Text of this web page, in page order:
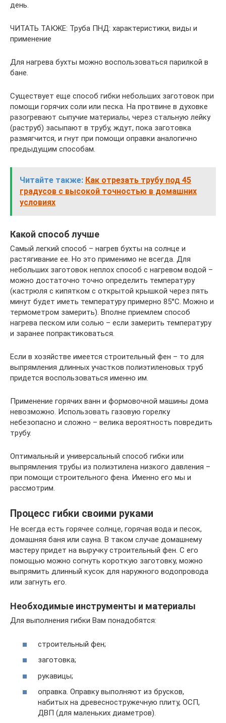
день.
ЧИТАТЬ ТАКЖЕ: Труба ПНД: характеристики, виды и
применение
Для нагрева бухты можно воспользоваться парилкой в
бане.
Существует еще способ гибки небольших заготовок при
помощи горячих соли или песка. На протвине в духовке
разогревают сыпучие материалы, через стальную лейку
(раструб) засыпают в трубу, ждут, пока заготовка
размягчится, и гнут при помощи оправки аналогично
предыдущим способам.
Читайте также: Как отрезать трубу под 45
градусов с высокой точностью в домашних
условиях
Какой способ лучше
Самый легкий способ – нагрев бухты на солнце и
растягивание ее. Но это применимо не всегда. Для
небольших заготовок неплох способ с нагревом водой –
можно достаточно точно определить температуру
(кастрюля с кипятком с открытой крышкой через пять
минут будет иметь температуру примерно 85°С. Можно и
термометром замерить). Вполне приемлем способ
нагрева песком или солью – если замерить температуру
и заранее попрактиковаться.
Если в хозяйстве имеется строительный фен – то для
выпрямления длинных участков полиэтиленовых труб
придется воспользоваться именно им.
Применение горячих ванн и формовочной машины дома
невозможно. Использовать газовую горелку
небезопасно и сложно – велика вероятность повредить
трубу.
Оптимальный и универсальный способ гибки или
выпрямления трубы из полиэтилена низкого давления –
при помощи строительного фена. Именно его мы и
рассмотрим.
Процесс гибки своими руками
Не всегда есть горячее солнце, горячая вода и песок,
домашняя баня или сауна. В таком случае домашнему
мастеру придет на выручку строительный фен. С его
помощью можно согнуть короткую заготовку, можно
выпрямить длинный кусок для наружного водопровода
или загнуть его.
Необходимые инструменты и материалы
Для выполнения гибки Вам понадобятся:
строительный фен;
заготовка;
рукавицы;
оправка. Оправку выполняют из брусков,
набитых на древесностружечную плиту, ОСП,
ДВП (для маленьких диаметров).